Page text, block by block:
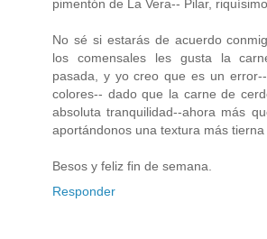
pimentón de La Vera-- Pilar,
No sé si estarás de acuerdo
los comensales les gusta la
pasada, y yo creo que es un
colores-- dado que la carne de
absoluta tranquilidad--ahora más
aportándonos una textura más
Besos y feliz fin de semana.
Responder